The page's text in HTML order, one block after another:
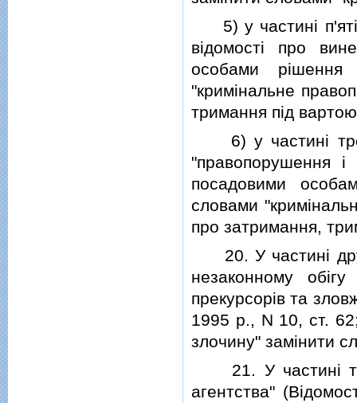
5) у частинi
вiдомостi про
особами рiшення
"кримiнальне
тримання пiд
6) у частинi
"правопорушення
посадовими
словами
про затримання,
20. У частинi
незаконному
прекурсорiв та
1995 р., N 10, ст.
злочину" замiнити
21. У частинi
агентства"